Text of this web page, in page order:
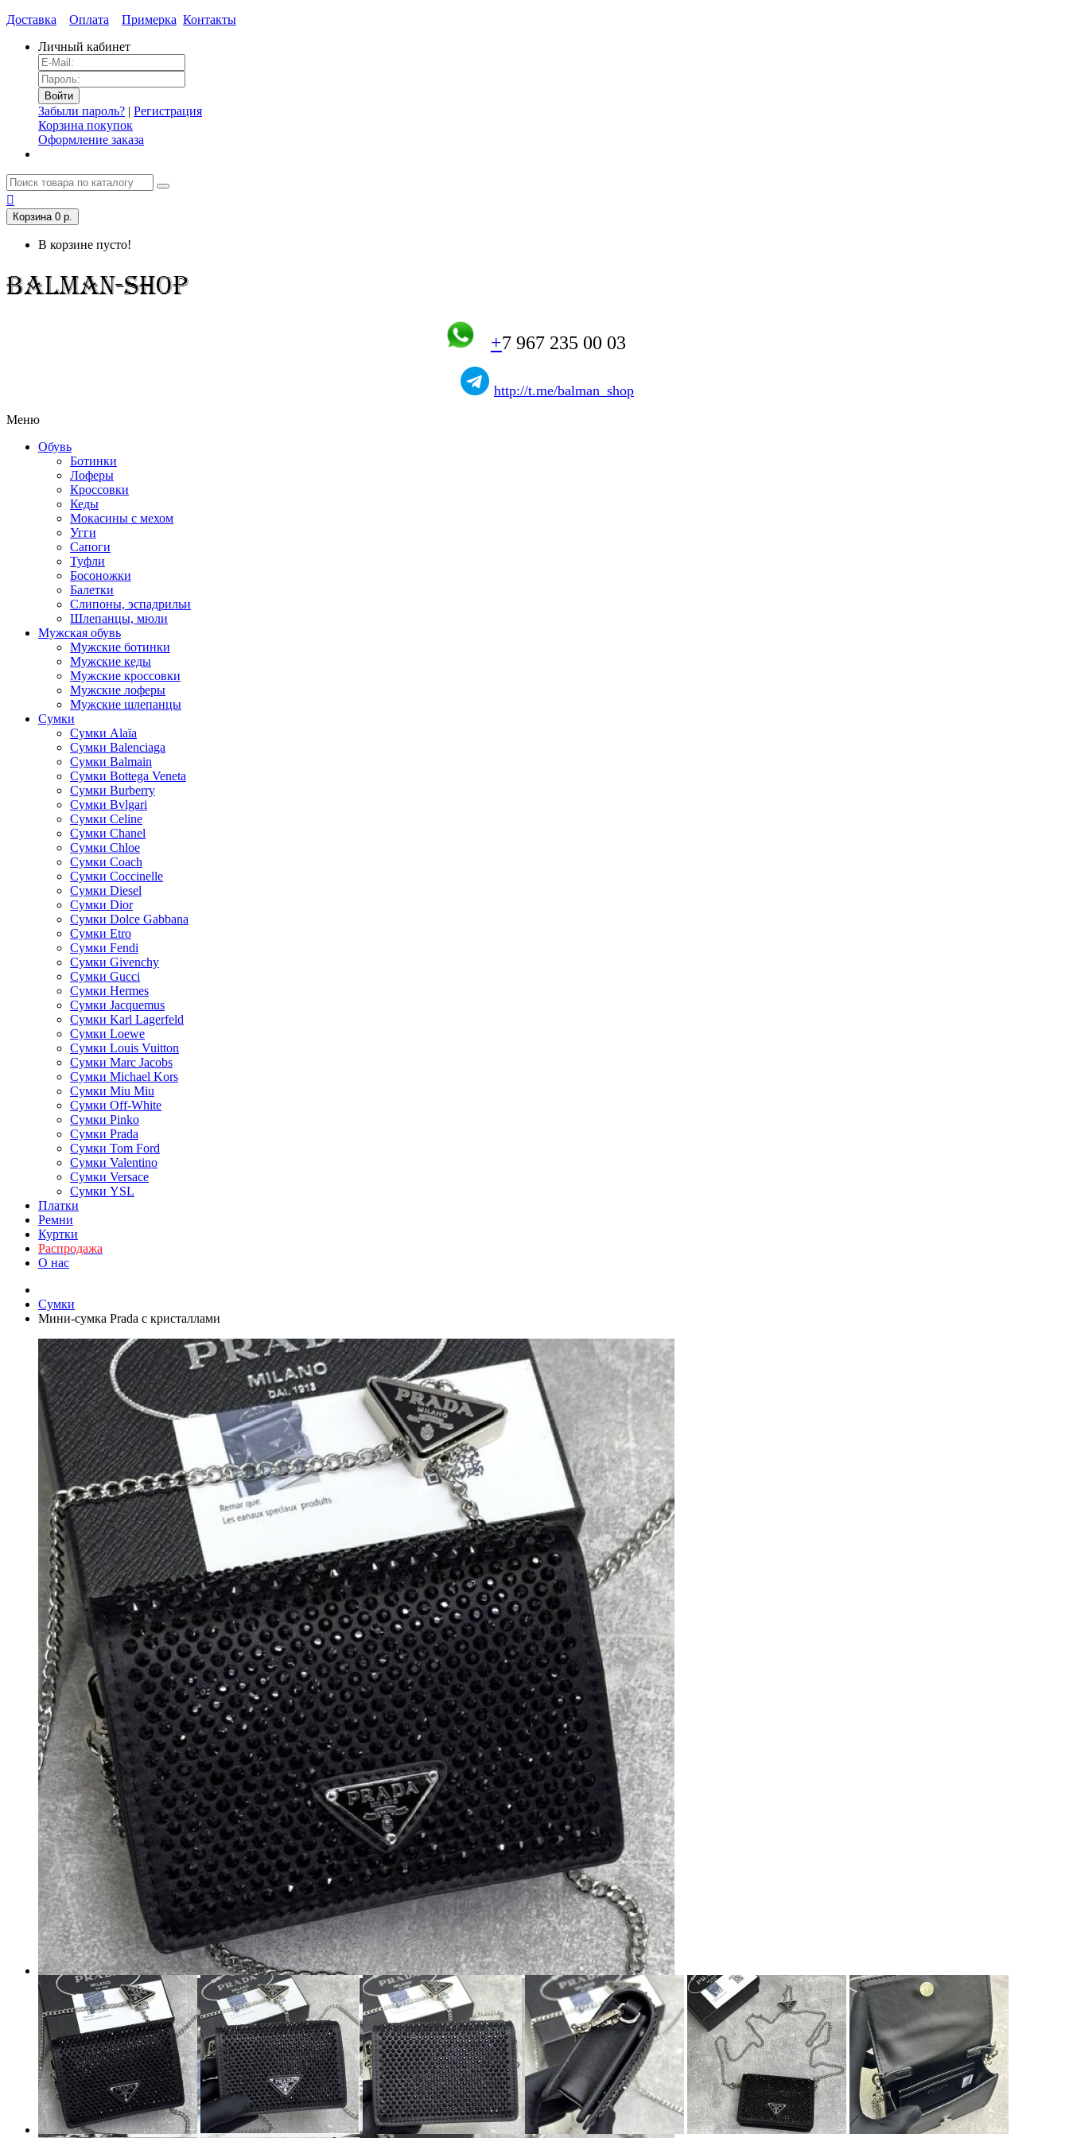
Доставка Оплата Примерка Контакты
Личный кабинет
Забыли пароль? | Регистрация
Корзина покупок
Оформление заказа
Корзина 0 р.
В корзине пусто!
+7 967 235 00 03
http://t.me/balman_shop
Меню
Обувь
Ботинки
Лоферы
Кроссовки
Кеды
Мокасины с мехом
Угги
Сапоги
Туфли
Босоножки
Балетки
Слипоны, эспадрильи
Шлепанцы, мюли
Мужская обувь
Мужские ботинки
Мужские кеды
Мужские кроссовки
Мужские лоферы
Мужские шлепанцы
Сумки
Cумки Alaïa
Сумки Balenciaga
Сумки Balmain
Сумки Bottega Veneta
Сумки Burberry
Сумки Bvlgari
Сумки Celine
Сумки Chanel
Сумки Chloe
Сумки Coach
Сумки Coccinelle
Сумки Diesel
Сумки Dior
Сумки Dolce Gabbana
Сумки Etro
Сумки Fendi
Сумки Givenchy
Сумки Gucci
Сумки Hermes
Сумки Jacquemus
Сумки Karl Lagerfeld
Сумки Loewe
Сумки Louis Vuitton
Сумки Marc Jacobs
Сумки Michael Kors
Сумки Miu Miu
Сумки Off-White
Сумки Pinko
Сумки Prada
Сумки Tom Ford
Cумки Valentino
Сумки Versace
Сумки YSL
Платки
Ремни
Куртки
Распродажа
О нас
Сумки
Мини-сумка Prada с кристаллами